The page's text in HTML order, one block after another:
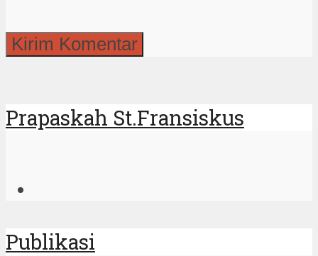
Prapaskah St.Fransiskus
Publikasi